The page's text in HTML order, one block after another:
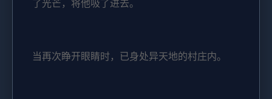
了光芒，将他吸了进去。
当再次睁开眼睛时，已身处异天地的村庄内。